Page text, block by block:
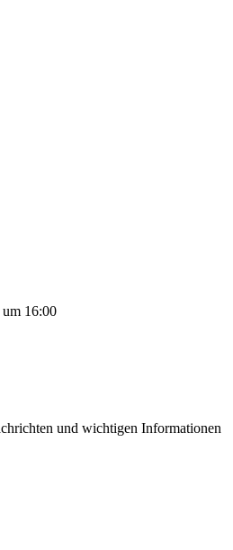
um 16:00
und wichtigen Informationen